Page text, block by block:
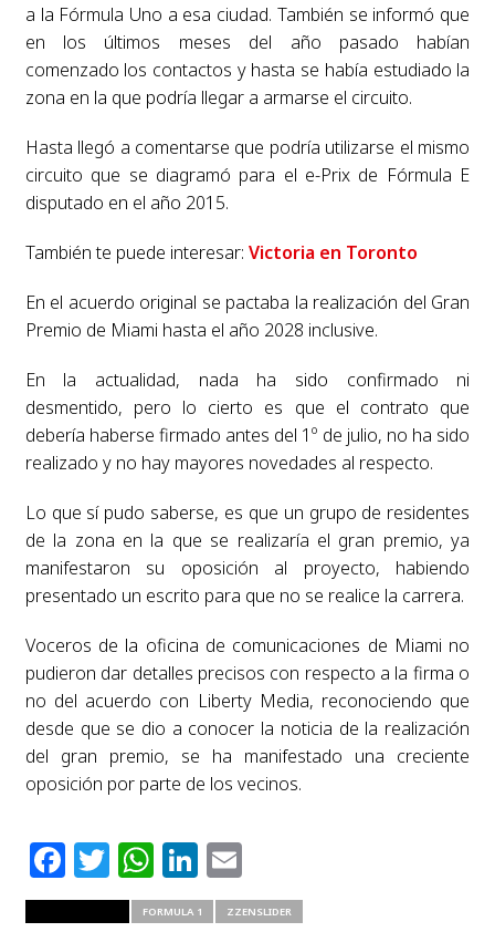
a la Fórmula Uno a esa ciudad. También se informó que
en los últimos meses del año pasado habían
comenzado los contactos y hasta se había estudiado la
zona en la que podría llegar a armarse el circuito.
Hasta llegó a comentarse que podría utilizarse el mismo
circuito que se diagramó para el e-Prix de Fórmula E
disputado en el año 2015.
También te puede interesar: Victoria en Toronto
En el acuerdo original se pactaba la realización del Gran
Premio de Miami hasta el año 2028 inclusive.
En la actualidad, nada ha sido confirmado ni
desmentido, pero lo cierto es que el contrato que
debería haberse firmado antes del 1º de julio, no ha sido
realizado y no hay mayores novedades al respecto.
Lo que sí pudo saberse, es que un grupo de residentes
de la zona en la que se realizaría el gran premio, ya
manifestaron su oposición al proyecto, habiendo
presentado un escrito para que no se realice la carrera.
Voceros de la oficina de comunicaciones de Miami no
pudieron dar detalles precisos con respecto a la firma o
no del acuerdo con Liberty Media, reconociendo que
desde que se dio a conocer la noticia de la realización
del gran premio, se ha manifestado una creciente
oposición por parte de los vecinos.
Facebook
Twitter
WhatsApp
LinkedIn
Email
FORMULA 1 ZZENSLIDER